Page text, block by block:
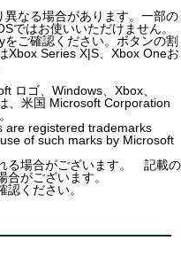
なる場合があります。一部の
ではお使いいただけません。
ご確認ください。ボタンの割
Xbox Series X|S、Xbox Oneお
ロゴ、Windows、Xbox、
、米国 Microsoft Corporation
are registered trademarks
of such marks by Microsoft
る場合がございます。 記載の
がございます。
ください。